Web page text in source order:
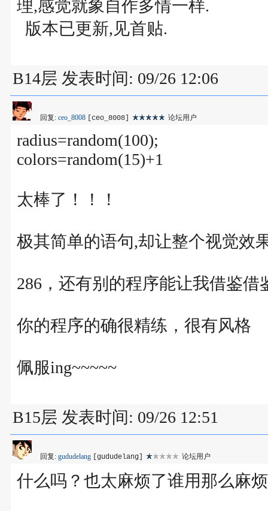
理,感觉就象自作多情一样.
版本已更新,见首贴.
B14层 发表时间: 09/26 12:06
回复: ceo_8008 [ceo_8008] 论坛用户
radius=random(100);
colors=random(15)+1
太棒了！！！
极其简单的语句,却让整个视觉效
286，还有别的程序能让我借鉴借
你的程序的确很精练，很有风格
佩服ing~~~~~
B15层 发表时间: 09/26 12:51
回复: gududelang [gududelang] 论坛用户
什么吗？也太麻烦了谁用那么麻